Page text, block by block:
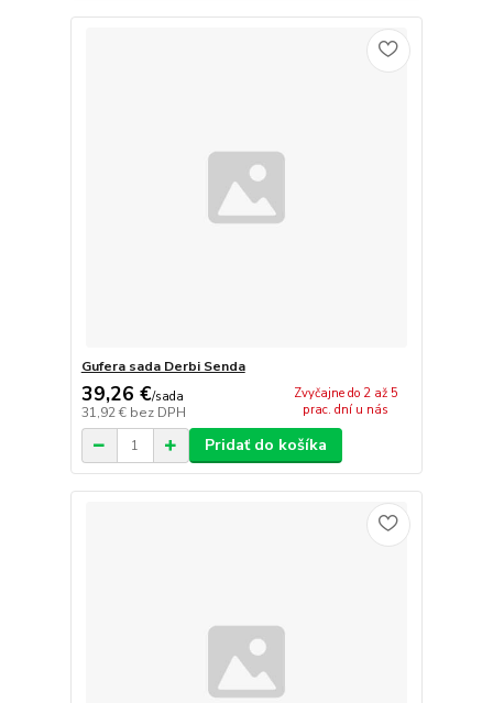
Gufera sada Derbi Senda
39,26 €/sada
31,92 € bez DPH
Zvyčajne do 2 až 5
prac. dní u nás
Pridať do košíka